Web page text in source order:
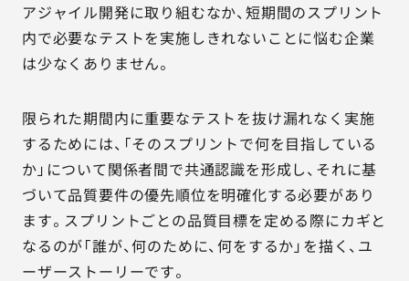
サービス詳細資料 見積・お問い合わせ
サービスお問い合わせ専用番号
（平日9:30〜18:00）
アジャイル開発に取り組むなか、短期間のスプリント
内で必要なテストを実施しきれないことに悩む企業
は少なくありません。
限られた期間内に重要なテストを抜け漏れなく実施
するためには、「そのスプリントで何を目指している
か」について関係者間で共通認識を形成し、それに基
づいて品質要件の優先順位を明確化する必要があり
ます。スプリントごとの品質目標を定める際にカギと
なるのが「誰が、何のために、何をするか」を描く、ユ
ーザーストーリーです。